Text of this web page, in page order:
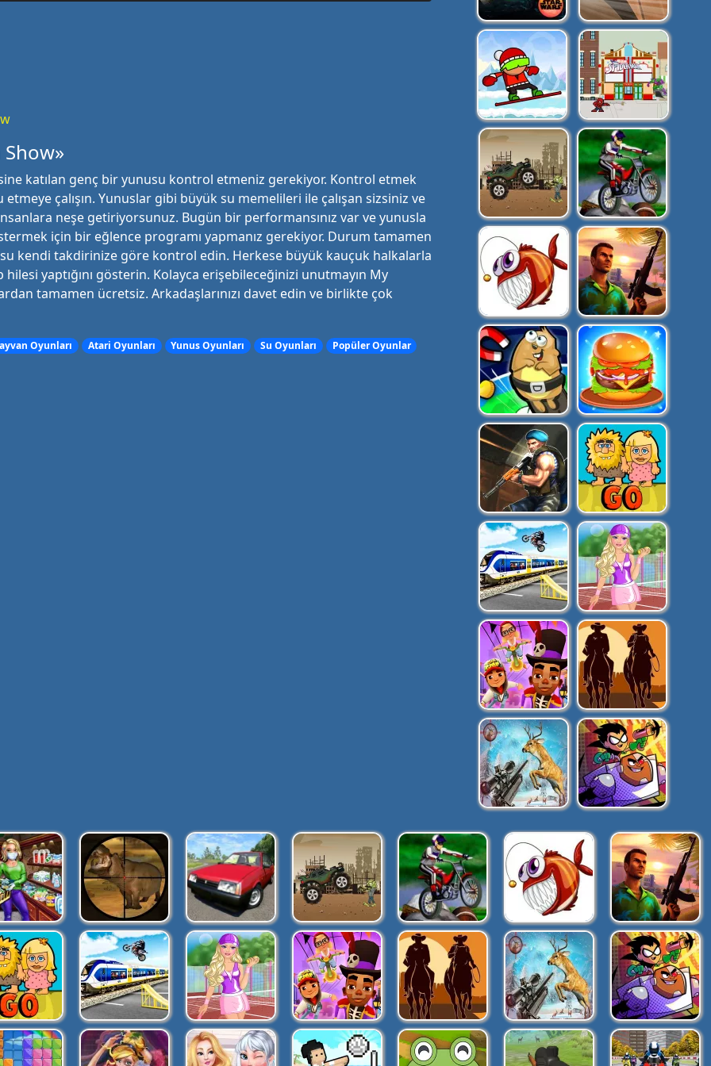
katılan genç bir yunusu kontrol etmeniz gerekiyor. Kontrol etmek
çalışın. Yunuslar gibi büyük su memelileri ile çalışan sizsiniz ve
neşe getiriyorsunuz. Bugün bir performansınız var ve yunusla
için bir eğlence programı yapmanız gerekiyor. Durum tamamen
kendi takdirinize göre kontrol edin. Herkese büyük kauçuk halkalarla
hilesi yaptığını gösterin. Kolayca erişebileceğinizi unutmayın My
tamamen ücretsiz. Arkadaşlarınızı davet edin ve birlikte çok
Oyunları Atari Oyunları Yunus Oyunları Su Oyunları
Popüler Oyunlar